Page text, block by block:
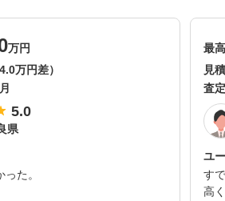
万円
万円差）
5.0
県
た。
最
見
査
ユ
す
高